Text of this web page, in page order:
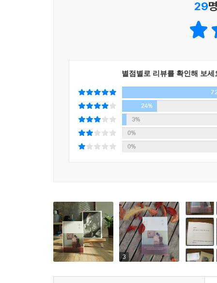
그래요. “어떤 시절은 자꾸 접”히지요. 특히나
속상하던 때” 그때를 서른이라 상징적으로 말한
이 네 단어가 우리들 안에 얼마나 깊숙하게 들
보폭을 더 크게도 더 촘촘히도 해줄 거라고 봐요.
가만히 ‘있다’”. 그쵸. “방금 태어난 눈물은 모
거예요. 이런 이해 속에 이런 되새김 속에 박연
마음을 주어 우리를 돌봐주는 책, 돌보듯 읽게 하
29
별점별로 리뷰를 확인해 보세
24%
3%
0%
0%
3